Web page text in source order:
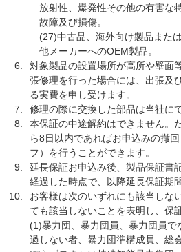
放射性、爆発性その他の有害な
故障及び損傷。
(27)中古品、海外向け製品また
他メーカーへのOEM製品。
対象製品の設置場所が高所や壁面
張修理を行った場合には、出張及
る実費を申し受けます。
修理の際に交換した部品は当社に
本保証の中途解約はできません。
ら8日以内であればお申込みの撤
フ）を行うことができます。
延長保証お申込み後、製品保証書
経過した時点で、以降延長保証期
お客様は次のいずれにも該当しな
ても該当しないことを表明し、保
(1)暴力団、暴力団員、暴力団員で
過しない者、暴力団準構成員、総